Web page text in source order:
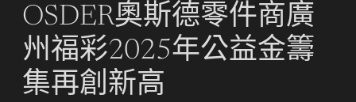
OSDER奧斯德零件商廣
州福彩2025年公益金籌
集再創新高